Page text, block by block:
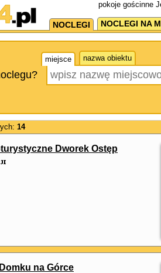
pokoje gościnne
NOCLEGI NOCLEGI NA
miejsce nazwa obiektu
14
Dworek Ostęp
na Górce